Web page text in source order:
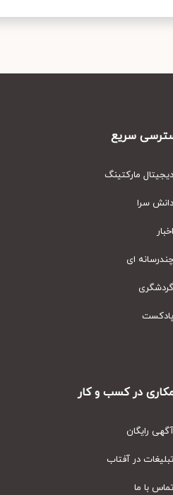
سریع
مارکتینگ
سرا
ای
در کسب و کار
رایگان
در آفتاب
با ما